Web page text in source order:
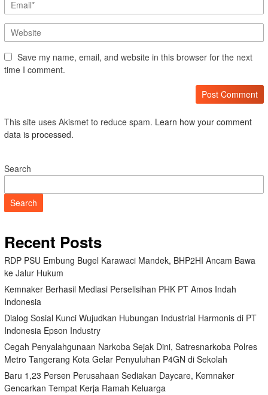
Save my name, email, and website in this browser for the next
time I comment.
This site uses Akismet to reduce spam. Learn how your comment
data is processed.
Search
Search
Recent Posts
RDP PSU Embung Bugel Karawaci Mandek, BHP2HI Ancam Bawa
ke Jalur Hukum
Kemnaker Berhasil Mediasi Perselisihan PHK PT Amos Indah
Indonesia
Dialog Sosial Kunci Wujudkan Hubungan Industrial Harmonis di PT
Indonesia Epson Industry
Cegah Penyalahgunaan Narkoba Sejak Dini, Satresnarkoba Polres
Metro Tangerang Kota Gelar Penyuluhan P4GN di Sekolah
Baru 1,23 Persen Perusahaan Sediakan Daycare, Kemnaker
Gencarkan Tempat Kerja Ramah Keluarga